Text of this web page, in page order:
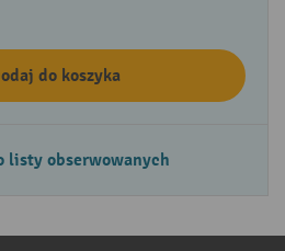
do koszyka
listy obserwowanych